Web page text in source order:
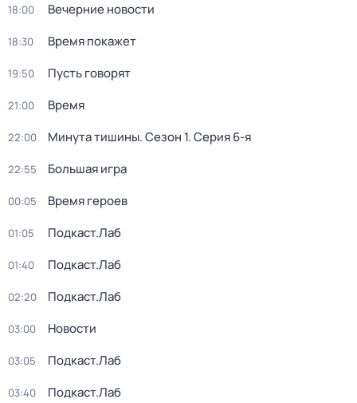
18:00 Вечерние новости
18:30 Время покажет
19:50 Пусть говорят
21:00 Время
22:00 Минута тишины. Сезон 1. Серия 6-я
22:55 Большая игра
00:05 Время героев
01:05 Подкаст.Лаб
01:40 Подкаст.Лаб
02:20 Подкаст.Лаб
03:00 Новости
03:05 Подкаст.Лаб
03:40 Подкаст.Лаб